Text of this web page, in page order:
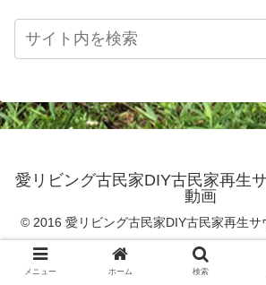
愛リビング古民家DIY古民家再生
動画
© 2016 愛リビング古民家DIY古民家再生サ
メニュー ホーム 検索